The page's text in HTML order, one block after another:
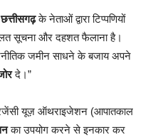
छत्तीसगढ़के नेताओं द्वारा टिप्पणियों
सूचना और दहशत फैलाना है।
जमीन साधने के बजाय अपने
दे।”
यूज़ ऑथराइजेशन (आपातकाल
का उपयोग करने से इनकार कर